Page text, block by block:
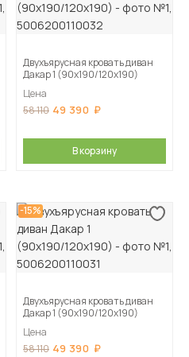
Двухъярусная кровать диван
Дакар 1 (90х190/120х190)
Цена
58 110 49 390
В корзину
-15%
Двухъярусная кровать диван
Дакар 1 (90х190/120х190)
Цена
58 110 49 390